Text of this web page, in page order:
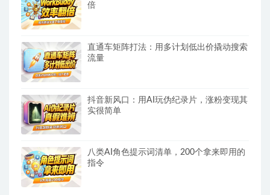
倍
直通车矩阵打法：用多计划低出价撬动搜索
流量
抖音新风口：用AI玩伪纪录片，涨粉变现其
实很简单
八类AI角色提示词清单，200个拿来即用的
指令